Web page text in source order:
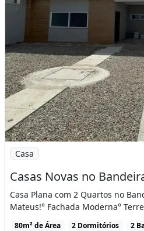
Imagem: Casas Novas no
Casa
Casa Plana com 2 Quartos no
Mateus!° Fachada Moderna°
80m² de Área 2 Dormitórios 2